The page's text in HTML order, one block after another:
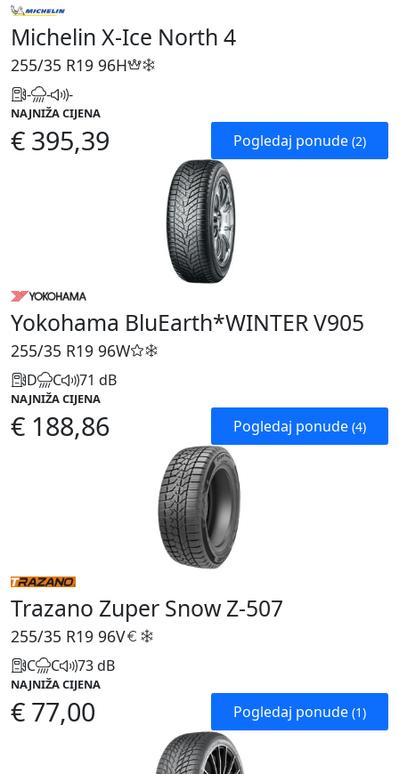
Michelin X-Ice North 4
255/35 R19 96H
- - -
NAJNIŽA CIJENA
€ 395,39 Pogledaj ponude (2)
Yokohama BluEarth*WINTER V905
255/35 R19 96W
D C 71 dB
NAJNIŽA CIJENA
€ 188,86 Pogledaj ponude (4)
Trazano Zuper Snow Z-507
255/35 R19 96V
C C 73 dB
NAJNIŽA CIJENA
€ 77,00 Pogledaj ponude (1)